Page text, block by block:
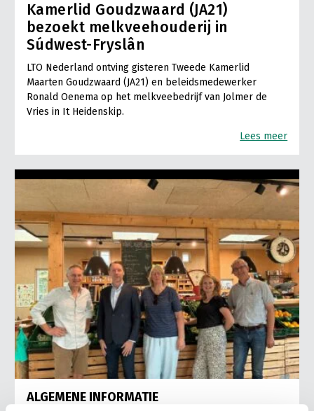
Kamerlid Goudzwaard (JA21)
bezoekt melkveehouderij in
Súdwest-Fryslân
LTO Nederland ontving gisteren Tweede Kamerlid
Maarten Goudzwaard (JA21) en beleidsmedewerker
Ronald Oenema op het melkveebedrijf van Jolmer de
Vries in It Heidenskip.
Lees meer
ALGEMENE INFORMATIE